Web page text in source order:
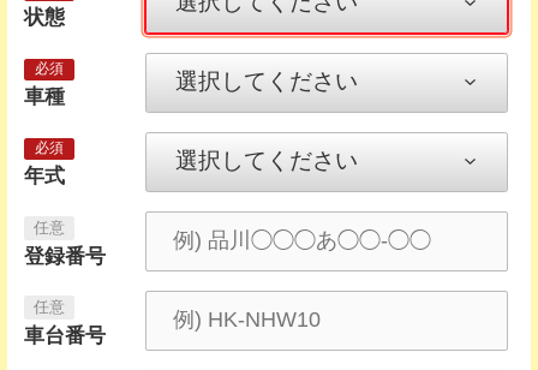
状態
車種
年式
登録番号
車台番号